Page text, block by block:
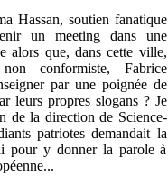
Hassan, soutien fanatique
un meeting dans une
alors que, dans cette ville,
conformiste, Fabrice
par une poignée de
leurs propres slogans ? Je
de la direction de Science-
patriotes demandait la
pour y donner la parole à